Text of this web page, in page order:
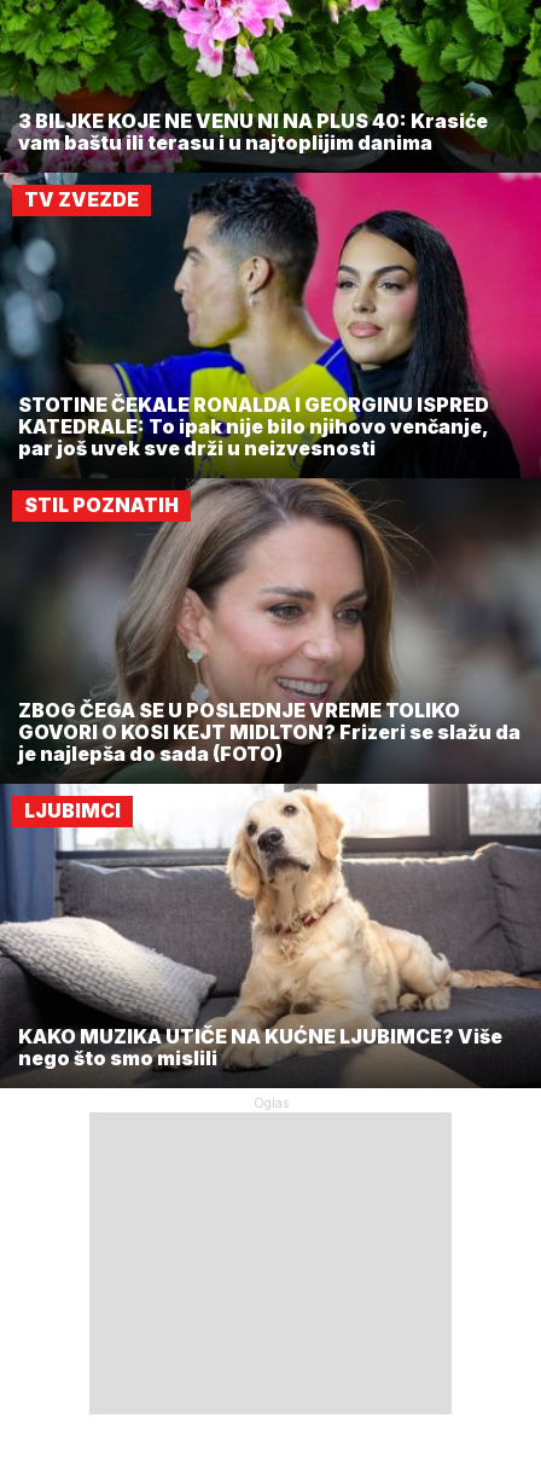
3 BILJKE KOJE NE VENU NI NA PLUS 40: Krasiće
vam baštu ili terasu i u najtoplijim danima
TV ZVEZDE
STOTINE ČEKALE RONALDA I GEORGINU ISPRED
KATEDRALE: To ipak nije bilo njihovo venčanje,
par još uvek sve drži u neizvesnosti
STIL POZNATIH
ZBOG ČEGA SE U POSLEDNJE VREME TOLIKO
GOVORI O KOSI KEJT MIDLTON? Frizeri se slažu da
je najlepša do sada (FOTO)
LJUBIMCI
KAKO MUZIKA UTIČE NA KUĆNE LJUBIMCE? Više
nego što smo mislili